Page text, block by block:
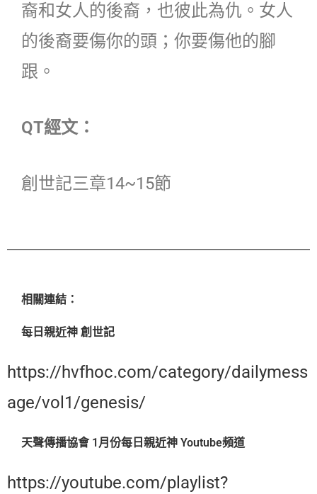
裔和女人的後裔，也彼此為仇。女人
的後裔要傷你的頭；你要傷他的腳
跟。
QT經文：
創世記三章14~15節
相關連結：
每日親近神 創世記
https://hvfhoc.com/category/dailymess
age/vol1/genesis/
天聲傳播協會 1月份每日親近神 Youtube頻道
https://youtube.com/playlist?